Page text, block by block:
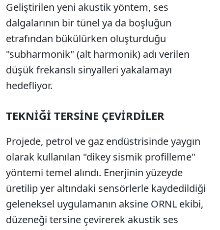
Geliştirilen yeni akustik yöntem, ses
dalgalarının bir tünel ya da boşluğun
etrafından bükülürken oluşturduğu
"subharmonik" (alt harmonik) adı verilen
düşük frekanslı sinyalleri yakalamayı
hedefliyor.
TEKNİĞİ TERSİNE ÇEVİRDİLER
Projede, petrol ve gaz endüstrisinde yaygın
olarak kullanılan "dikey sismik profilleme"
yöntemi temel alındı. Enerjinin yüzeyde
üretilip yer altındaki sensörlerle kaydedildiği
geleneksel uygulamanın aksine ORNL ekibi,
düzeneği tersine çevirerek akustik ses